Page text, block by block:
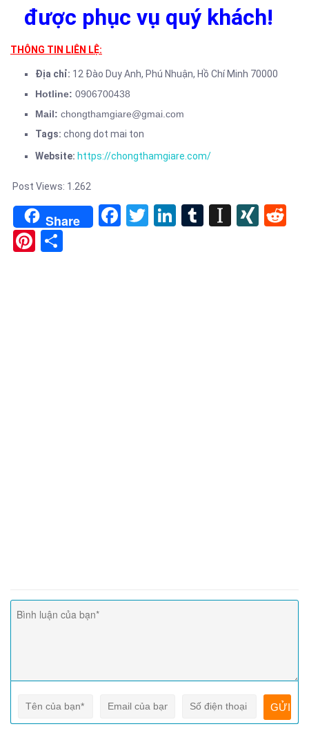
được phục vụ quý khách!
THÔNG TIN LIÊN LỆ:
Địa chỉ: 12 Đào Duy Anh, Phú Nhuận, Hồ Chí Minh 70000
Hotline: 0906700438
Mail: chongthamgiare@gmai.com
Tags: chong dot mai ton
Website: https://chongthamgiare.com/
Post Views: 1.262
Share Facebook
TwitterLinkedIn
Tumblr
Pinterest